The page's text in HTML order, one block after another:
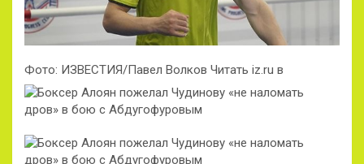
Фото: ИЗВЕСТИЯ/Павел Волков Читать iz.ru в